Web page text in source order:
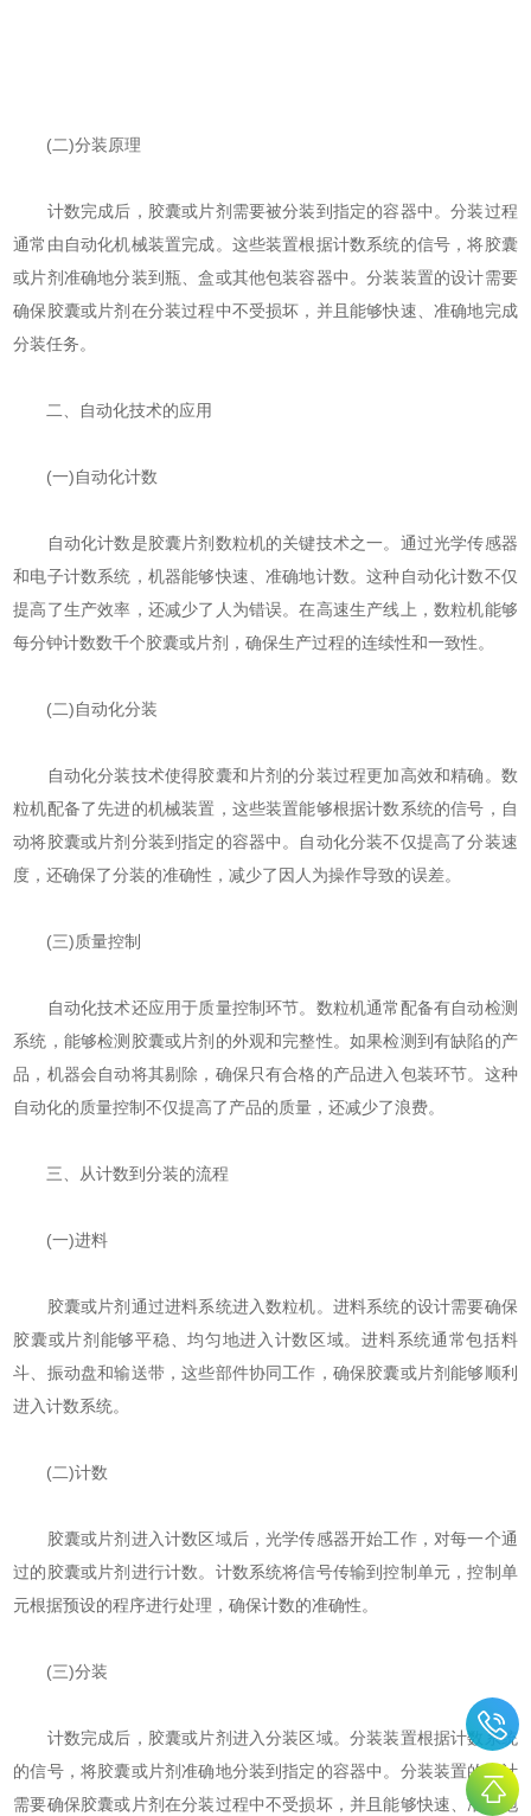
(二)分装原理
计数完成后，胶囊或片剂需要被分装到指定的容器中。分装过程
通常由自动化机械装置完成。这些装置根据计数系统的信号，将胶囊
或片剂准确地分装到瓶、盒或其他包装容器中。分装装置的设计需要
确保胶囊或片剂在分装过程中不受损坏，并且能够快速、准确地完成
分装任务。
二、自动化技术的应用
(一)自动化计数
自动化计数是胶囊片剂数粒机的关键技术之一。通过光学传感器
和电子计数系统，机器能够快速、准确地计数。这种自动化计数不仅
提高了生产效率，还减少了人为错误。在高速生产线上，数粒机能够
每分钟计数数千个胶囊或片剂，确保生产过程的连续性和一致性。
(二)自动化分装
自动化分装技术使得胶囊和片剂的分装过程更加高效和精确。数
粒机配备了先进的机械装置，这些装置能够根据计数系统的信号，自
动将胶囊或片剂分装到指定的容器中。自动化分装不仅提高了分装速
度，还确保了分装的准确性，减少了因人为操作导致的误差。
(三)质量控制
自动化技术还应用于质量控制环节。数粒机通常配备有自动检测
系统，能够检测胶囊或片剂的外观和完整性。如果检测到有缺陷的产
品，机器会自动将其剔除，确保只有合格的产品进入包装环节。这种
自动化的质量控制不仅提高了产品的质量，还减少了浪费。
三、从计数到分装的流程
(一)进料
胶囊或片剂通过进料系统进入数粒机。进料系统的设计需要确保
胶囊或片剂能够平稳、均匀地进入计数区域。进料系统通常包括料
斗、振动盘和输送带，这些部件协同工作，确保胶囊或片剂能够顺利
进入计数系统。
(二)计数
胶囊或片剂进入计数区域后，光学传感器开始工作，对每一个通
过的胶囊或片剂进行计数。计数系统将信号传输到控制单元，控制单
元根据预设的程序进行处理，确保计数的准确性。
(三)分装
计数完成后，胶囊或片剂进入分装区域。分装装置根据计数系统
的信号，将胶囊或片剂准确地分装到指定的容器中。分装装置的设计
需要确保胶囊或片剂在分装过程中不受损坏，并且能够快速、准确地